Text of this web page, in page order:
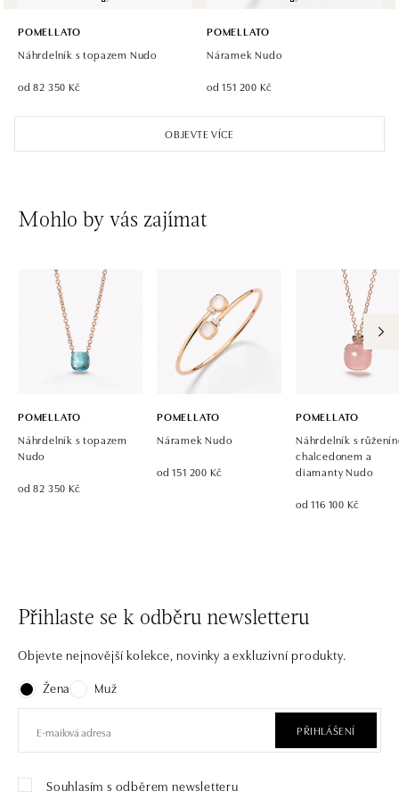
OBJEVTE VÍCE
POMELLATO
Náhrdelník s topazem Nudo
od 82 350 Kč
POMELLATO
Náramek Nudo
od 151 200 Kč
Mohlo by vás zajímat
POMELLATO
Náhrdelník s topazem
Nudo
od 82 350 Kč
POMELLATO
Náramek Nudo
od 151 200 Kč
POMELLATO
Náhrdelník s
chalcedonem a
diamanty Nudo
od 116 100 Kč
Přihlaste se k odběru newsletteru
Objevte nejnovější kolekce, novinky a exkluzivní produkty.
Žena
Muž
PŘIHLÁŠENÍ
Souhlasím s odběrem newsletteru